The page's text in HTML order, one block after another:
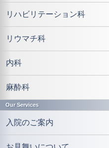
リハビリテーション科
リウマチ科
内科
麻酔科
Our Services
入院のご案内